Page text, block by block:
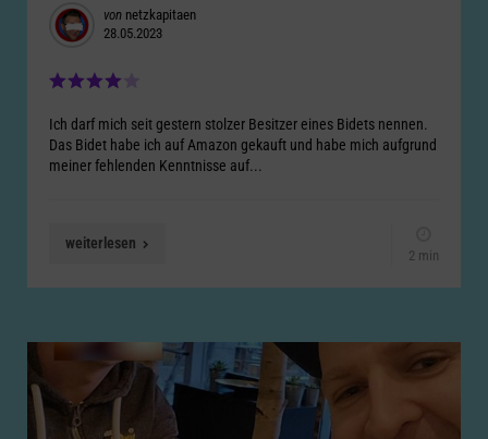
Posted
by
von netzkapitaen
28.05.2023
Ich darf mich seit gestern stolzer Besitzer eines Bidets nennen.
Das Bidet habe ich auf Amazon gekauft und habe mich aufgrund
meiner fehlenden Kenntnisse auf...
weiterlesen
2 min